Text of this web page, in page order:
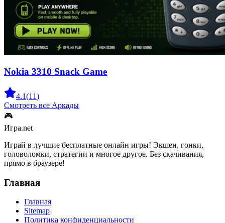
Nokia 3310 Snack Game
4.1(11)
Смотреть все Аркады
🎮
Игра.net
Играй в лучшие бесплатные онлайн игры! Экшен, гонки,
головоломки, стратегии и многое другое. Без скачивания,
прямо в браузере!
Главная
Главная
Sitemap
Политика конфиденциальности